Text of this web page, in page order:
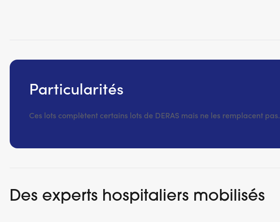
Particularités
Ces lots complètent certains lots de DERAS mais ne les remplacent pas.
Des experts hospitaliers mobilisés